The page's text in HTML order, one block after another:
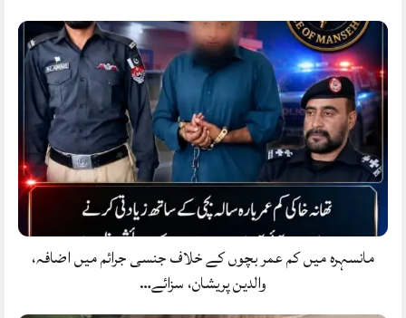
مانسہرہ میں کم عمر بچوں کے خلاف جنسی جرائم میں اضافہ،
والدین پریشان، سزائے…